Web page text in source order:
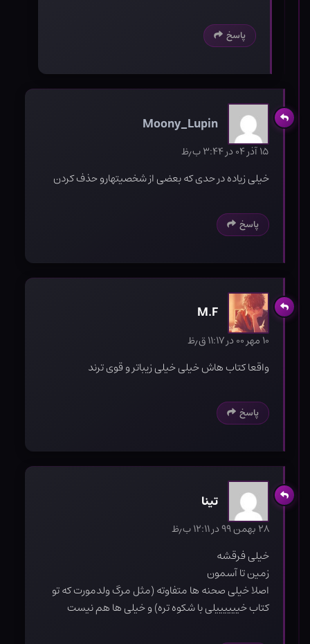
پاسخ
Moony_Lupin
۱۵ آذر ۰۴ در ۳:۴۴ ب٫ظ
خیلی زیاده در حدی که بعضی از شخصیتهارو حذف کردن
پاسخ
M.F
۱۰ مهر ۰۰ در ۱۱:۱۷ ق٫ظ
واقعا کتاب هاش خیلی خیلی زیباتر و قوی ترند
پاسخ
تینا
۲۸ بهمن ۹۹ در ۱۲:۱۱ ب٫ظ
خیلی فرقشه
زمین تا آسمون
اصلا خیلی صحنه ها متفاوته (مثل مرگ ولدمورت که تو
کتاب خییییییلی با شکوه تره) و خیلی ها هم نیست